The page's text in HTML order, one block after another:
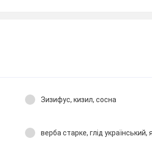
Зизифус, кизил, сосна
верба старке, глід український,